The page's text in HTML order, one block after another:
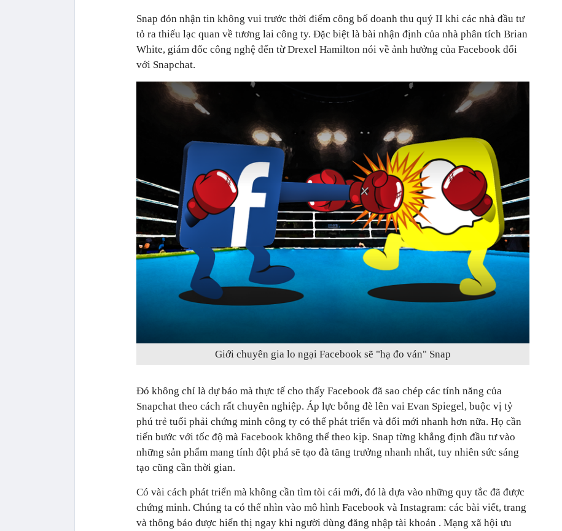
Snap đón nhận tin không vui trước thời điểm công bố doanh thu quý II khi các nhà đầu tư
tỏ ra thiếu lạc quan về tương lai công ty. Đặc biệt là bài nhận định của nhà phân tích Brian
White, giám đốc công nghệ đến từ Drexel Hamilton nói về ảnh hưởng của Facebook đối
với Snapchat.
Giới chuyên gia lo ngại Facebook sẽ "hạ đo ván" Snap
Đó không chỉ là dự báo mà thực tế cho thấy Facebook đã sao chép các tính năng của
Snapchat theo cách rất chuyên nghiệp. Áp lực bỗng đè lên vai Evan Spiegel, buộc vị tỷ
phú trẻ tuổi phải chứng minh công ty có thể phát triển và đổi mới nhanh hơn nữa. Họ cần
tiến bước với tốc độ mà Facebook không thể theo kịp. Snap từng khẳng định đầu tư vào
những sản phẩm mang tính đột phá sẽ tạo đà tăng trưởng nhanh nhất, tuy nhiên sức sáng
tạo cũng cần thời gian.
Có vài cách phát triển mà không cần tìm tòi cái mới, đó là dựa vào những quy tắc đã được
chứng minh. Chúng ta có thể nhìn vào mô hình Facebook và Instagram: các bài viết, trang
và thông báo được hiển thị ngay khi người dùng đăng nhập tài khoản . Mạng xã hội ưu